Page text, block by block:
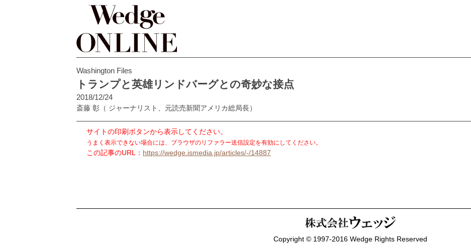
Washington Files
トランプと英雄リンドバーグとの奇妙な接点
2018/12/24
斎藤 彰 （ ジャーナリスト、元読売新聞アメリカ総局長）
サイトの印刷ボタンから表示してください。
うまく表示できない場合には、ブラウザのリファラー送信設定を有効にしてください。
この記事のURL： https://wedge.ismedia.jp/articles/-/14887
Copyright © 1997-2016 Wedge Rights Reserved